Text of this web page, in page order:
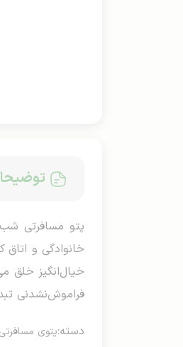
خانوادگی و
خیال‌انگیز خلق
فراموش‌نشدنی
دسته:پتوی مسافرتی